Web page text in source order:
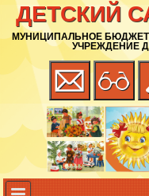
ДЕТСКИЙ
МУНИЦИПАЛЬНОЕ
УЧРЕЖДЕНИЕ